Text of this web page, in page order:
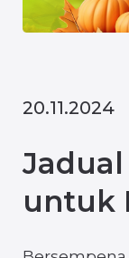
Bersempena
di Amerika
memaklumkan
untuk